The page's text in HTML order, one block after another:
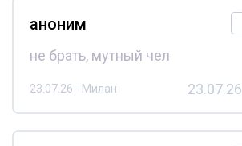
аноним
не брать, мутный чел
23.07.26 - Милан 23.07.26